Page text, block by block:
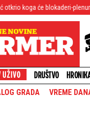
blokaderi-plenumaši "nogirati"
DRUŠTVO
GRADA VREME